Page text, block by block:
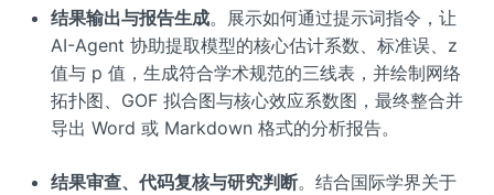
结果输出与报告生成。展示如何通过提示词指令，让
AI-Agent 协助提取模型的核心估计系数、标准误、z
值与 p 值，生成符合学术规范的三线表，并绘制网络
拓扑图、GOF 拟合图与核心效应系数图，最终整合并
导出 Word 或 Markdown 格式的分析报告。
结果审查、代码复核与研究判断。结合国际学界关于